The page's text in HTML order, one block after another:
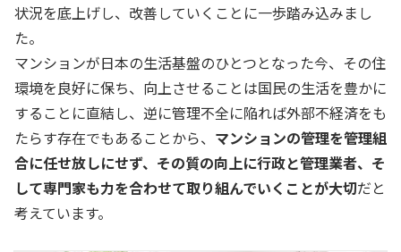
状況を底上げし、改善していくことに一歩踏み込みまし
た。
マンションが日本の生活基盤のひとつとなった今、その住
環境を良好に保ち、向上させることは国民の生活を豊かに
することに直結し、逆に管理不全に陥れば外部不経済をも
たらす存在でもあることから、 マンションの管理を管理組
合に任せ放しにせず、その質の向上に行政と管理業者、そ
して専門家も力を合わせて取り組んでいくことが大切だと
考えています。